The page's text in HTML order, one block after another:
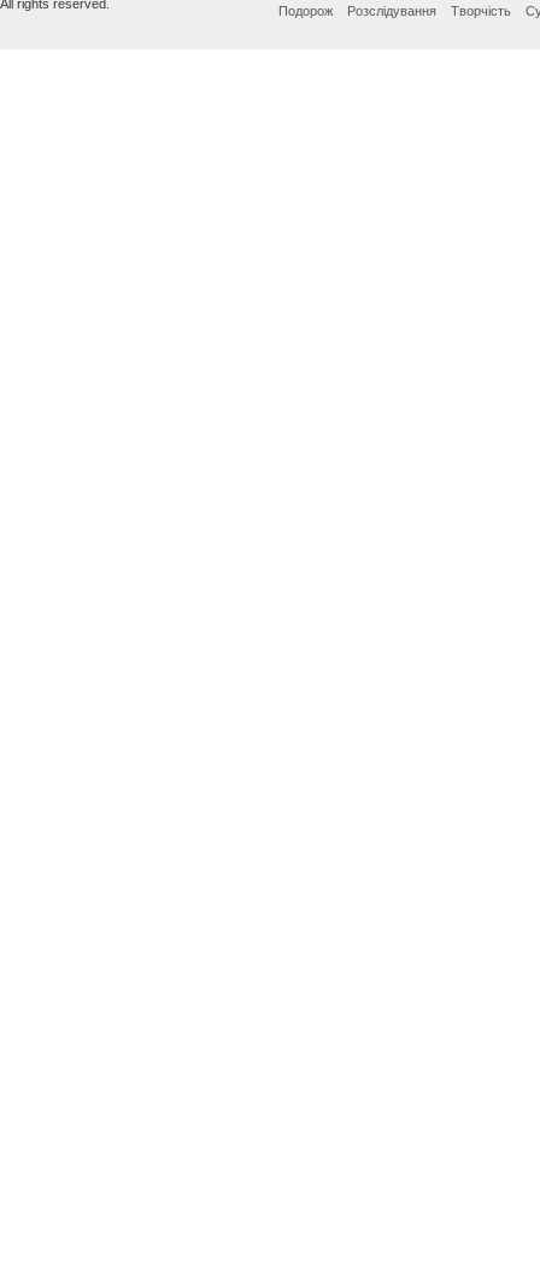
All rights reserved. Подорож Розслідування Творчість